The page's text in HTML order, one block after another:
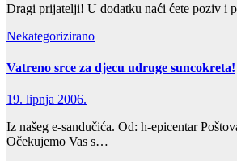
Dragi prijatelji! U dodatku naći ćete poziv i
Nekategorizirano
Vatreno srce za djecu udruge suncokreta!
19. lipnja 2006.
Iz našeg e-sandučića. Od: h-epicentar
Očekujemo Vas s…